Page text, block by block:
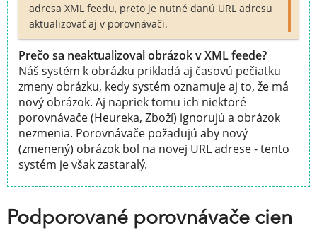
adresa XML feedu, preto je nutné danú URL adresu
aktualizovať aj v porovnávači.
Prečo sa neaktualizoval obrázok v XML feede?
Náš systém k obrázku prikladá aj časovú pečiatku
zmeny obrázku, kedy systém oznamuje aj to, že má
nový obrázok. Aj napriek tomu ich niektoré
porovnávače (Heureka, Zboží) ignorujú a obrázok
nezmenia. Porovnávače požadujú aby nový
(zmenený) obrázok bol na novej URL adrese - tento
systém je však zastaralý.
Podporované porovnávače cien